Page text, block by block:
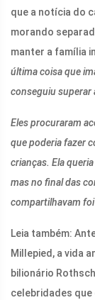
que a notícia do
morando
manter a família
última coisa que
conseguiu superar
Eles procuraram
que poderia fazer
crianças. Ela
mas no final das
compartilhavam
Leia também:
Millepied, a vida
bilionário
celebridades